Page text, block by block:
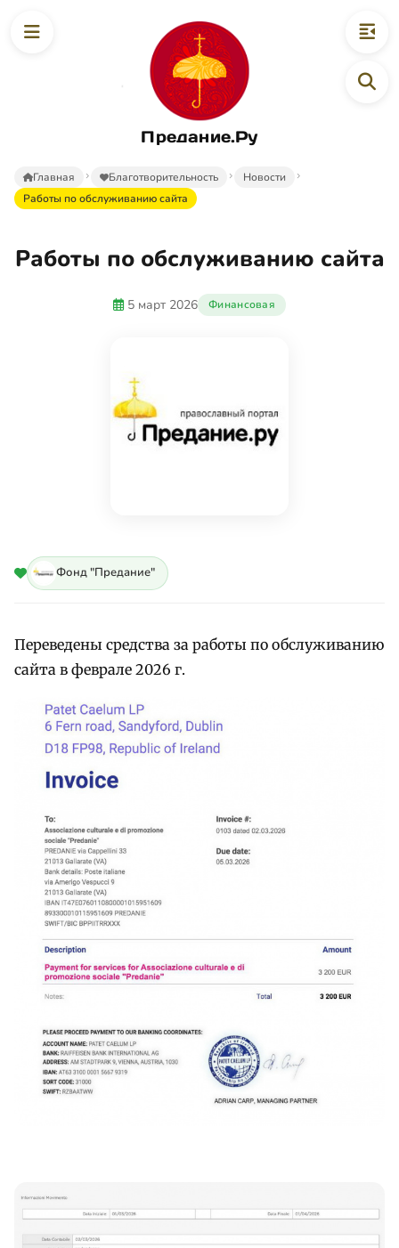
Предание.Ру
Главная Благотворительность
Новости
Работы по обслуживанию сайта
Работы по обслуживанию сайта
5 март 2026 Финансовая
Фонд "Предание"
Переведены средства за работы по обслуживанию
сайта в феврале 2026 г.